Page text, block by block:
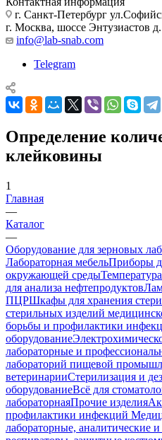
г. Санкт-Петербург
г. Москва, шоссе Энтузиастов
info@lab-snab.com
Telegram
Определение
клейковины
1
Главная
—
Каталог
—
Оборудование для зерновых
Лабораторная мебельПриборы
окружающей среды
для анализа нефтепродуктов
ПЦРШкафы для хранения
стерильных изделий
борьбы и профилактики
оборудование
лабораторные и
лабораторий пищевой
ветеринарииСтерилизация и
оборудованиеВсё для
лабораторнаяПрочие изделия
профилактики инфекций
лабораторные, аналитические